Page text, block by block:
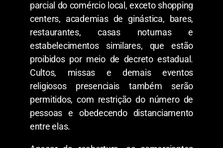
parcial do comércio local, exceto shopping
centers, academias de ginástica, bares,
restaurantes, casas noturnas e
estabelecimentos similares, que estão
proibidos por meio de decreto estadual.
Cultos, missas e demais eventos
religiosos presenciais também serão
permitidos, com restrição do número de
pessoas e obedecendo distanciamento
entre elas.